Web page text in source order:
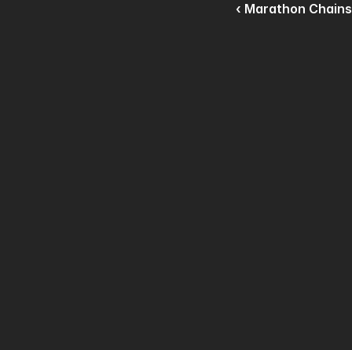
‹ Marathon Chains